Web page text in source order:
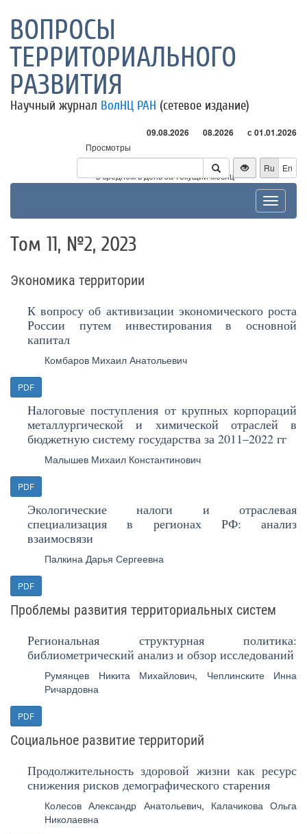
ВОПРОСЫ
ТЕРРИТОРИАЛЬНОГО
РАЗВИТИЯ
Научный журнал ВолНЦ РАН (сетевое издание)
09.08.2026 08.2026 с 01.01.2026
Просмотры
Посетители
* - в среднем в день за текущий месяц
Ru En
Toggle
Том 11, №2, 2023
Экономика территории
К вопросу об активизации экономического роста
России путем инвестирования в основной
капитал
Комбаров Михаил Анатольевич
PDF
Налоговые поступления от крупных корпораций
металлургической и химической отраслей в
бюджетную систему государства за 2011–2022 гг
Малышев Михаил Константинович
PDF
Экологические налоги и отраслевая
специализация в регионах РФ: анализ
взаимосвязи
Палкина Дарья Сергеевна
PDF
Проблемы развития территориальных систем
Региональная структурная политика:
библиометрический анализ и обзор исследований
Румянцев Никита Михайлович, Чеплинските Инна
Ричардовна
PDF
Социальное развитие территорий
Продолжительность здоровой жизни как ресурс
снижения рисков демографического старения
Колесов Александр Анатольевич, Калачикова Ольга
Николаевна